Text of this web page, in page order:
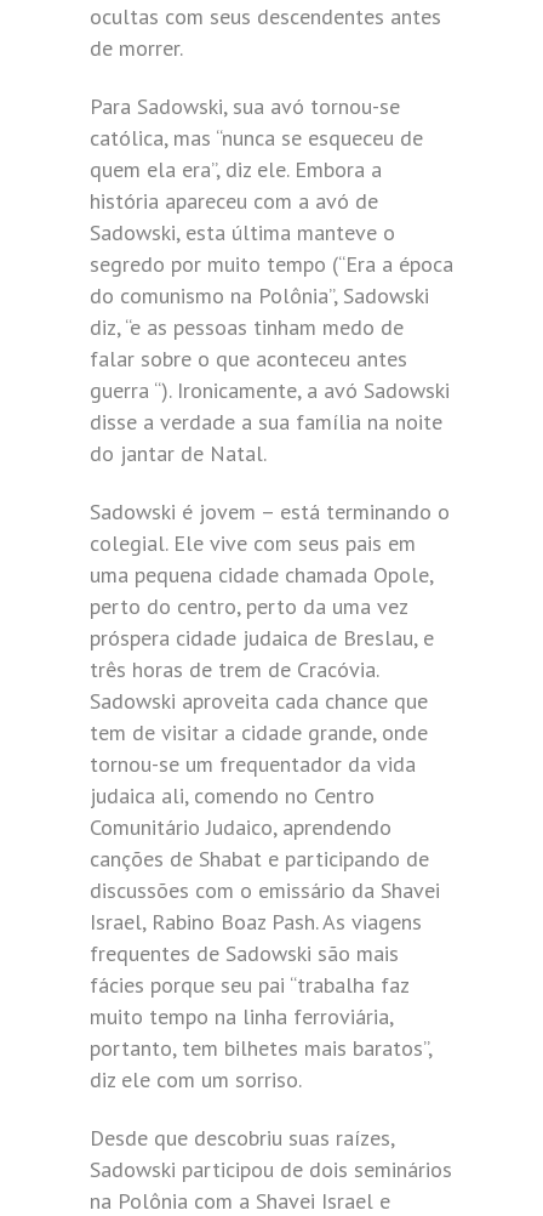
ocultas com seus descendentes antes
de morrer.
Para Sadowski, sua avó tornou-se
católica, mas “nunca se esqueceu de
quem ela era”, diz ele. Embora a
história apareceu com a avó de
Sadowski, esta última manteve o
segredo por muito tempo (“Era a época
do comunismo na Polônia”, Sadowski
diz, “e as pessoas tinham medo de
falar sobre o que aconteceu antes
guerra “). Ironicamente, a avó Sadowski
disse a verdade a sua família na noite
do jantar de Natal.
Sadowski é jovem – está terminando o
colegial. Ele vive com seus pais em
uma pequena cidade chamada Opole,
perto do centro, perto da uma vez
próspera cidade judaica de Breslau, e
três horas de trem de Cracóvia.
Sadowski aproveita cada chance que
tem de visitar a cidade grande, onde
tornou-se um frequentador da vida
judaica ali, comendo no Centro
Comunitário Judaico, aprendendo
canções de Shabat e participando de
discussões com o emissário da Shavei
Israel, Rabino Boaz Pash. As viagens
frequentes de Sadowski são mais
fácies porque seu pai “trabalha faz
muito tempo na linha ferroviária,
portanto, tem bilhetes mais baratos”,
diz ele com um sorriso.
Desde que descobriu suas raízes,
Sadowski participou de dois seminários
na Polônia com a Shavei Israel e